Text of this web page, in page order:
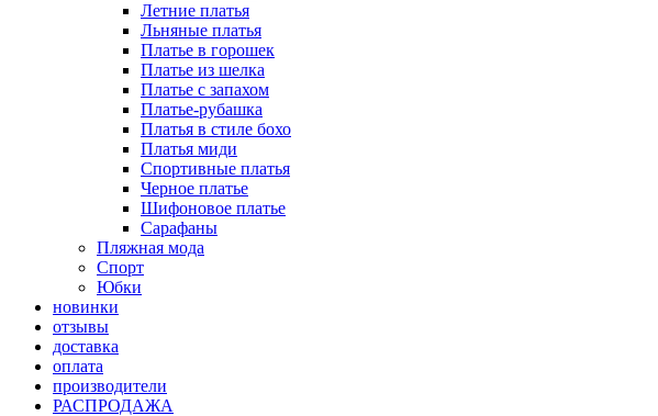
Летние платья
Льняные платья
Платье в горошек
Платье из шелка
Платье с запахом
Платье-рубашка
Платья в стиле бохо
Платья миди
Спортивные платья
Черное платье
Шифоновое платье
Сарафаны
Пляжная мода
Спорт
Юбки
новинки
отзывы
доставка
оплата
производители
РАСПРОДАЖА